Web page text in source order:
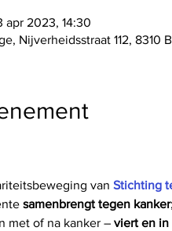
apr 2023, 14:30
Nijverheidsstraat 112, 8310
van Stichting
samenbrengt tegen kanker;
met of na kanker – viert en in